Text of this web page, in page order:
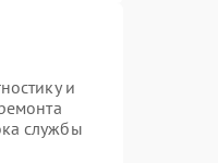
и
службы